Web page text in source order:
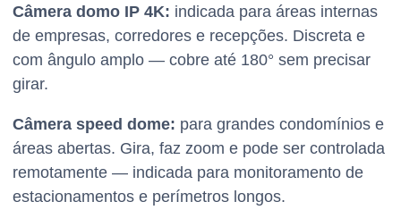
Câmera domo IP 4K: indicada para áreas internas
de empresas, corredores e recepções. Discreta e
com ângulo amplo — cobre até 180° sem precisar
girar.
Câmera speed dome: para grandes condomínios e
áreas abertas. Gira, faz zoom e pode ser controlada
remotamente — indicada para monitoramento de
estacionamentos e perímetros longos.